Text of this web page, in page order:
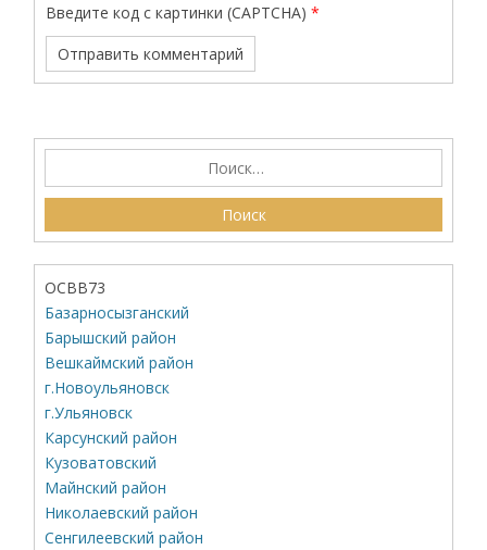
Введите код с картинки (CAPTCHA) *
ОСВВ73
Базарносызганский
Барышский район
Вешкаймский район
г.Новоульяновск
г.Ульяновск
Карсунский район
Кузоватовский
Майнский район
Николаевский район
Сенгилеевский район